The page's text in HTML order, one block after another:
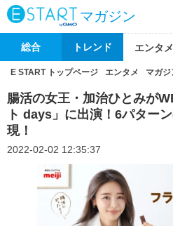
マガジン
総合 トレンド エンタメ
E START トップページ エンタメ マガジ
腸活の女王・加治ひとみが
ト days」に出演！6パター
現！
2022-02-02 12:35:37